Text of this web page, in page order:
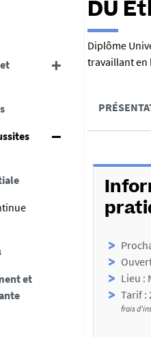
et
DU
R
é
m
Diplôme
travaillant en
é
D
Lieu :
Tarif :
frais